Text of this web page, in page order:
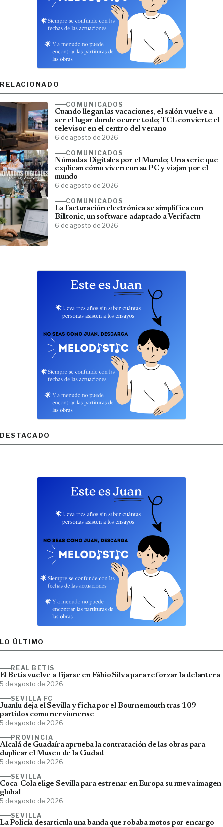
RELACIONADO
COMUNICADOS
Cuando llegan las vacaciones, el salón vuelve a
ser el lugar donde ocurre todo; TCL convierte el
televisor en el centro del verano
6 de agosto de 2026
COMUNICADOS
Nómadas Digitales por el Mundo; Una serie que
explican cómo viven con su PC y viajan por el
mundo
6 de agosto de 2026
COMUNICADOS
La facturación electrónica se simplifica con
Billtonic, un software adaptado a Verifactu
6 de agosto de 2026
DESTACADO
LO ÚLTIMO
REAL BETIS
El Betis vuelve a fijarse en Fábio Silva para reforzar la delantera
5 de agosto de 2026
SEVILLA FC
Juanlu deja el Sevilla y ficha por el Bournemouth tras 109
partidos como nervionense
5 de agosto de 2026
PROVINCIA
Alcalá de Guadaíra aprueba la contratación de las obras para
duplicar el Museo de la Ciudad
5 de agosto de 2026
SEVILLA
Coca-Cola elige Sevilla para estrenar en Europa su nueva imagen
global
5 de agosto de 2026
SEVILLA
La Policía desarticula una banda que robaba motos por encargo